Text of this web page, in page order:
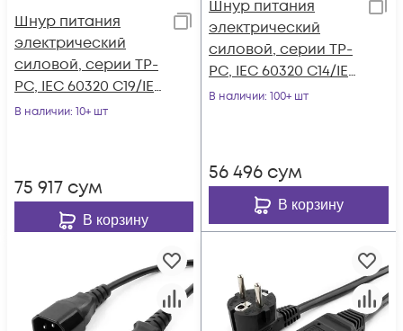
Шнур питания
электрический
силовой, серии TP-
PC, IEC 60320 C19/IEC
60320 С20 прямой,
В наличии: 10+ шт
75 917 сум
В корзину
Шнур питания
электрический
силовой, серии TP-
PC, IEC 60320 C14/IEC
60320 С19 прямой,
В наличии: 100+ шт
56 496 сум
В корзину